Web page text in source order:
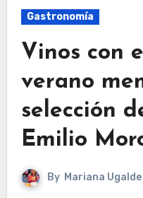
Gastronomía
Vinos con
verano
selección
Emilio
By Mariana Ugalde